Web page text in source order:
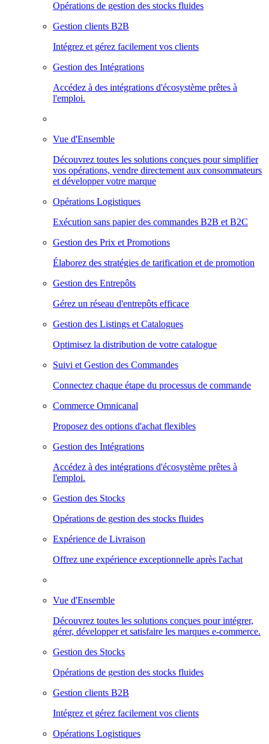
Opérations de gestion des stocks fluides
Gestion clients B2B
Intégrez et gérez facilement vos clients
Gestion des Intégrations
Accédez à des intégrations d'écosystème prêtes à
l'emploi.
Vue d'Ensemble
Découvrez toutes les solutions conçues pour simplifier
vos opérations, vendre directement aux consommateurs
et développer votre marque
Opérations Logistiques
Exécution sans papier des commandes B2B et B2C
Gestion des Prix et Promotions
Élaborez des stratégies de tarification et de promotion
Gestion des Entrepôts
Gérez un réseau d'entrepôts efficace
Gestion des Listings et Catalogues
Optimisez la distribution de votre catalogue
Suivi et Gestion des Commandes
Connectez chaque étape du processus de commande
Commerce Omnicanal
Proposez des options d'achat flexibles
Gestion des Intégrations
Accédez à des intégrations d'écosystème prêtes à
l'emploi.
Gestion des Stocks
Opérations de gestion des stocks fluides
Expérience de Livraison
Offrez une expérience exceptionnelle après l'achat
Vue d'Ensemble
Découvrez toutes les solutions conçues pour intégrer,
gérer, développer et satisfaire les marques e-commerce.
Gestion des Stocks
Opérations de gestion des stocks fluides
Gestion clients B2B
Intégrez et gérez facilement vos clients
Opérations Logistiques